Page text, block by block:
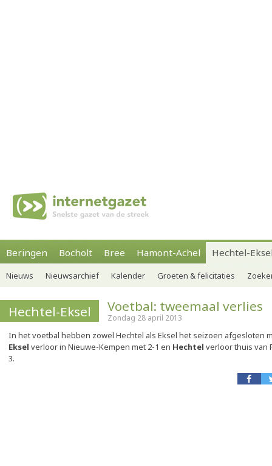
Beringen Bocholt Bree Hamont-Achel Hechtel-
Nieuws Nieuwsarchief Kalender Groeten & felicitaties
Hechtel-Eksel Voetbal: tweemaal verlies
Zondag 28 april 2013
In het voetbal hebben zowel Hechtel als Eksel het seizoen afgesloten
Eksel verloor in Nieuwe-Kempen met 2-1 en Hechtel verloor thuis van
3.